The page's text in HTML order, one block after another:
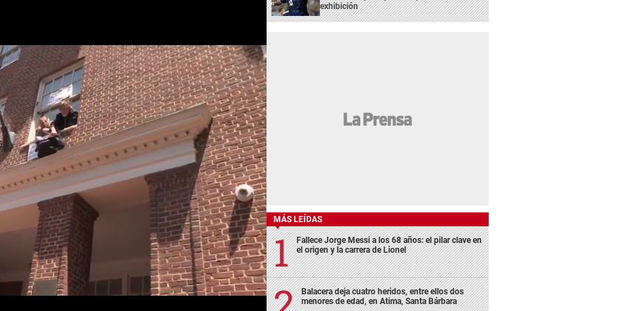
exhibición
MÁS LEÍDAS
Fallece Jorge Messi a los 68 años: el pilar clave en
el origen y la carrera de Lionel
Balacera deja cuatro heridos, entre ellos dos
menores de edad, en Atima, Santa Bárbara